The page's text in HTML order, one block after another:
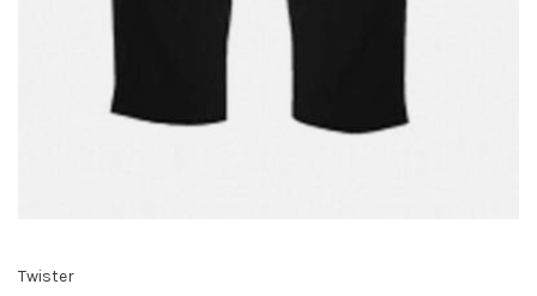
Twister